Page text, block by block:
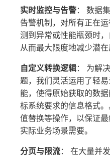
实时监控与告警： 数据
告警机制，对所有正在
测到异常或性能瓶颈时
从而最大限度地减少潜
自定义转换逻辑： 为解
题，我们灵活运用了轻
能，使得原始获取的数
标系统要求的信息格式。
值替换等操作，以保证
实际业务场景需要。
分页与限流： 在大量并